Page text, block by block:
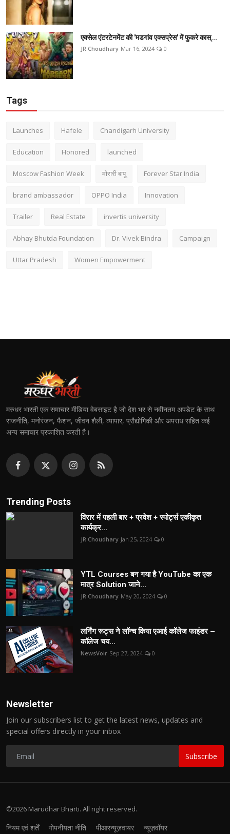
एक्सेल एंटरटेनमेंट की 'मडगांव एक्सप्रेस' में फुकरे कास्...
JR Choudhary Mar 16, 2024 0
Tags
Launches Hafele Chandigarh University
Education Honored launched
Moscow Fashion Week मोरारी बापू Forever Star India
brand ambassador OPPO India Innovation
Trailer Real Estate invertis university
Abhay Bhutda Foundation Dr. Vivek Bindra Campaign
Uttar Pradesh Women Empowerment
मरुधर भारती एक समाचार मीडिया वेबसाइट है जो देश भर से नवीनतम अपडेट के साथ
राजनीति, मनोरंजन, फैशन, जीवन शैली, व्यापार, प्रौद्योगिकी और अपराध सहित कई
अन्य समाचार प्रकाशित करती है।
Trending Posts
विरार में पहली बार + प्रवेश + स्पोर्ट्स एकीकृत
कार्यक्र...
JR Choudhary Jan 25, 2024 0
YTL Courses बन गया है YouTube का एक
मात्र Solution जाने...
JR Choudhary May 20, 2024 0
लर्निंग रूट्स ने लॉन्च किया एआई कॉलेज फाइंडर –
कॉलेज चय...
NewsVoir Sep 27, 2024 0
Newsletter
Join our subscribers list to get the latest news, updates and
special offers directly in your inbox
Subscribe
©2026 Marudhar Bharti. All right reserved.
नियम एवं शर्तें गोपनीयता नीति पीआरन्यूज़वायर न्यूज़वॉयर